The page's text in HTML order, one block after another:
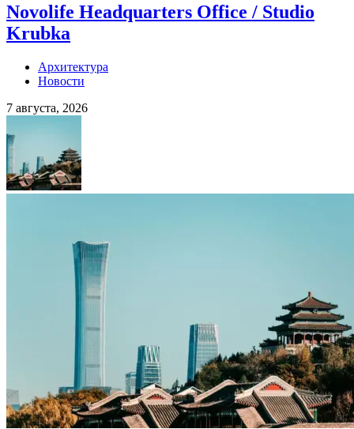
Novolife Headquarters Office / Studio
Krubka
Архитектура
Новости
7 августа, 2026